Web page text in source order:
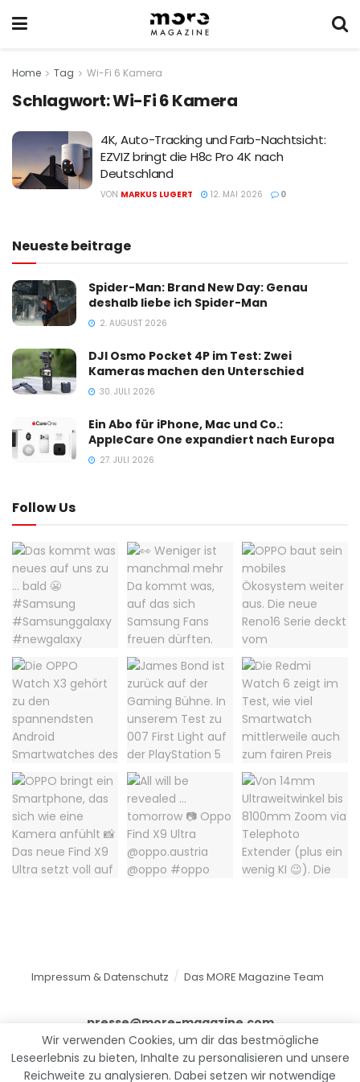
Home Tag Wi-Fi 6 Kamera
Schlagwort:Wi-Fi 6 Kamera
4K, Auto-Tracking und Farb-Nachtsicht:
EZVIZ bringt die H8c Pro 4K nach
Deutschland
VON MARKUS LUGERT 12. MAI 2026 0
Neueste beitrage
Spider-Man: Brand New Day: Genau
deshalb liebe ich Spider-Man
2. AUGUST 2026
DJI Osmo Pocket 4P im Test: Zwei
Kameras machen den Unterschied
30. JULI 2026
Ein Abo für iPhone, Mac und Co.:
AppleCare One expandiert nach Europa
27. JULI 2026
Follow Us
Impressum & Datenschutz Das MORE Magazine Team
presse@more-magazine.com
© 2025MORE Magazine
Wir verwenden Cookies, um dir das bestmögliche
Leseerlebnis zu bieten, Inhalte zu personalisieren und unsere
Reichweite zu analysieren. Dabei setzen wir notwendige